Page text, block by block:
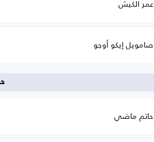
عمر الكيش
صامويل إيكو أوجو
حاتم ماضي